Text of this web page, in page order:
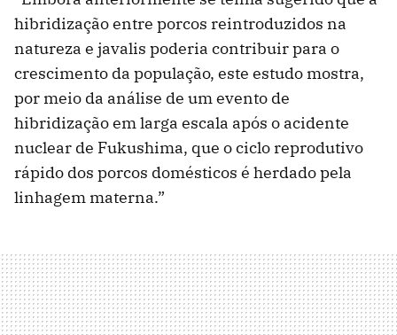
hibridização entre porcos reintroduzidos na
natureza e javalis poderia contribuir para o
crescimento da população, este estudo mostra,
por meio da análise de um evento de
hibridização em larga escala após o acidente
nuclear de Fukushima, que o ciclo reprodutivo
rápido dos porcos domésticos é herdado pela
linhagem materna.”